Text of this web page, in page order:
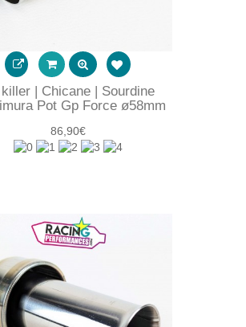
killer | Chicane | Sourdine
Pot Gp Force ø58mm
86,90€